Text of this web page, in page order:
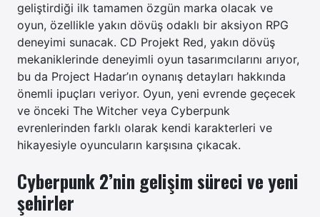
geliştirdiği ilk tamamen özgün marka olacak ve
oyun, özellikle yakın dövüş odaklı bir aksiyon RPG
deneyimi sunacak. CD Projekt Red, yakın dövüş
mekaniklerinde deneyimli oyun tasarımcılarını arıyor,
bu da Project Hadar’ın oynanış detayları hakkında
önemli ipuçları veriyor. Oyun, yeni evrende geçecek
ve önceki The Witcher veya Cyberpunk
evrenlerinden farklı olarak kendi karakterleri ve
hikayesiyle oyuncuların karşısına çıkacak.
Cyberpunk 2’nin gelişim süreci ve yeni
şehirler